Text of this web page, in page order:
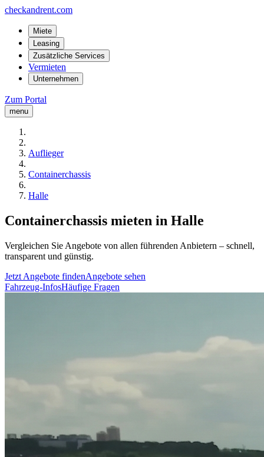
checkandrent.com
Miete
Leasing
Zusätzliche Services
Vermieten
Unternehmen
Zum Portal
menu
Auflieger
Containerchassis
Halle
Containerchassis mieten in Halle
Vergleichen Sie Angebote von allen führenden Anbietern – schnell,
transparent und günstig.
Jetzt Angebote findenAngebote sehen
Fahrzeug-InfosHäufige Fragen